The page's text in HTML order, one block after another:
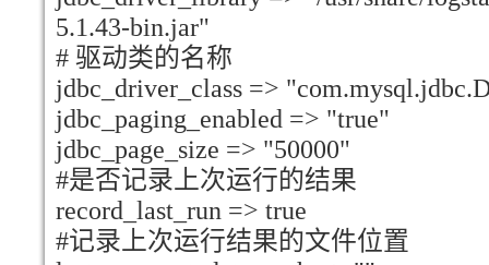
5.1.43-bin.jar"
# 驱动类的名称
jdbc_driver_class =>
jdbc_paging_enabled => "true"
jdbc_page_size => "50000"
#是否记录上次运行的结果
record_last_run => true
#记录上次运行结果的文件位置